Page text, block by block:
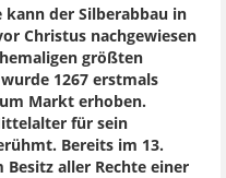
kann der Silberabbau in
Christus nachgewiesen
größten
1267 erstmals
Markt erhoben.
für sein
Bereits im 13.
aller Rechte einer